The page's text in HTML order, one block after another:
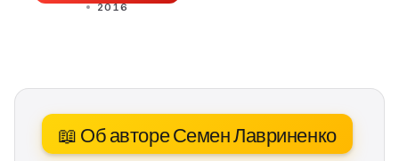
2016
📖 Об авторе Семен Лавриненко